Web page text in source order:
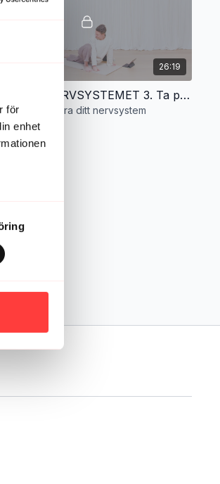
för
enhet
26:19
YOGA FÖR NERVSYSTEMET 3. Ta pendeln till lugn
för att reglera ditt nervsystem